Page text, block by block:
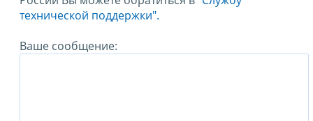
технической поддержки".
Ваше сообщение: